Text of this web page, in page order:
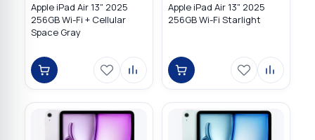
Apple iPad Air 13" 2025
256GB Wi-Fi + Cellular
Space Gray
Apple iPad Air 13" 2025
256GB Wi-Fi Starlight